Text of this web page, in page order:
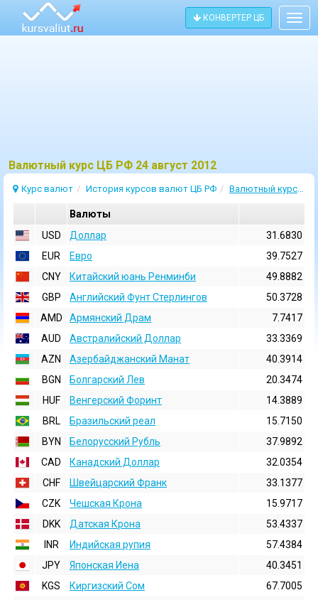
КОНВЕРТЕР ЦБ
Bалютный курс ЦБ РФ 24 август 2012
Курс валют История курсов валют ЦБ РФ Валютный курс 24 Август 2012
Валюты
USD
Доллар
31.6830
EUR
Евро
39.7527
CNY
Китайский юань Ренминби
49.8882
GBP
Английский Фунт Стерлингов
50.3728
AMD
Армянский Драм
7.7417
AUD
Австралийский Доллар
33.3369
AZN
Азербайджанский Манат
40.3914
BGN
Болгарский Лев
20.3474
HUF
Венгерский Форинт
14.3889
BRL
Бразильский реал
15.7150
BYN
Белорусский Рубль
37.9892
CAD
Канадский Доллар
32.0354
CHF
Швейцарский Франк
33.1377
CZK
Чешская Крона
15.9717
DKK
Датская Крона
53.4337
INR
Индийская pупия
57.4384
JPY
Японская Иена
40.3451
KGS
Киргизский Сом
67.7005